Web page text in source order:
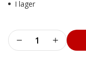
I lager
Com.
cross-